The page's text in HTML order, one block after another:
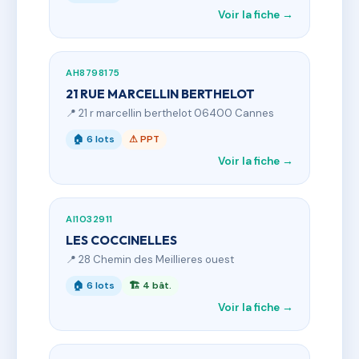
Voir la fiche →
AH8798175
21 RUE MARCELLIN BERTHELOT
📍 21 r marcellin berthelot 06400 Cannes
🏠 6 lots ⚠ PPT
Voir la fiche →
AI1032911
LES COCCINELLES
📍 28 Chemin des Meillieres ouest
🏠 6 lots 🏗 4 bât.
Voir la fiche →